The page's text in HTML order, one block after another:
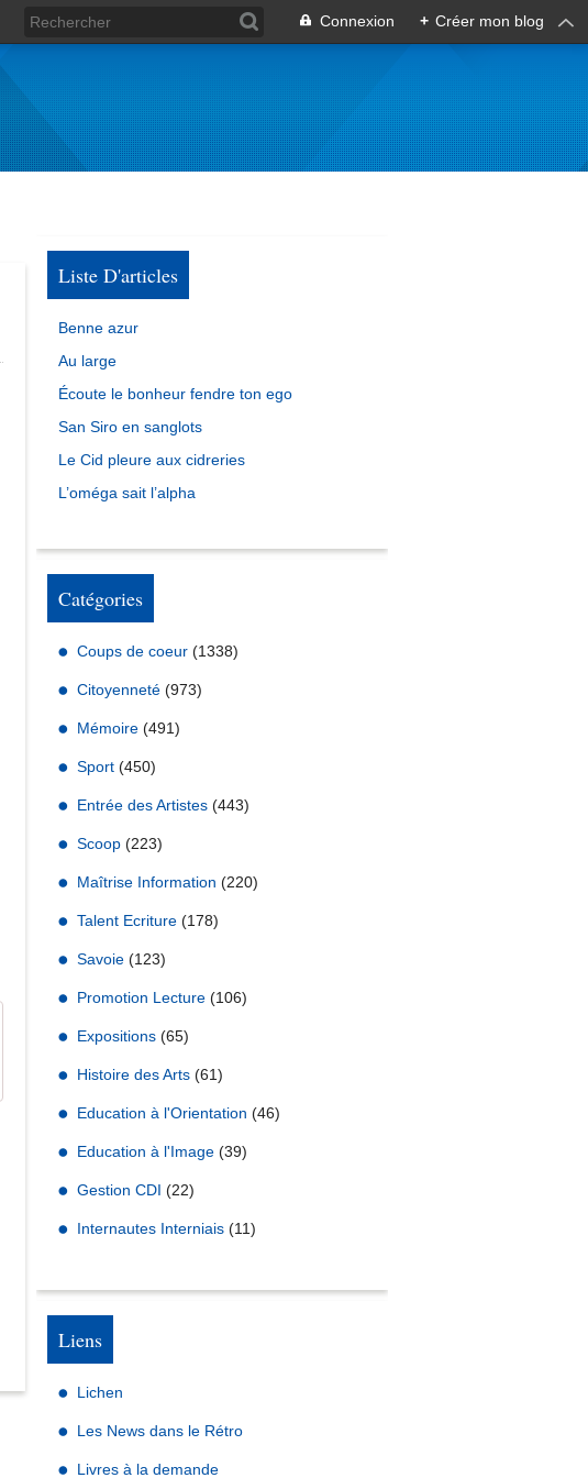
Connexion + Créer mon blog
Liste D'articles
Benne azur
Au large
Écoute le bonheur fendre ton ego
San Siro en sanglots
Le Cid pleure aux cidreries
L’oméga sait l’alpha
Catégories
Coups de coeur (1338)
Citoyenneté (973)
Mémoire (491)
Sport (450)
Entrée des Artistes (443)
Scoop (223)
Maîtrise Information (220)
Talent Ecriture (178)
Savoie (123)
Promotion Lecture (106)
Expositions (65)
Histoire des Arts (61)
Education à l'Orientation (46)
Education à l'Image (39)
Gestion CDI (22)
Internautes Interniais (11)
Liens
Lichen
Les News dans le Rétro
Livres à la demande